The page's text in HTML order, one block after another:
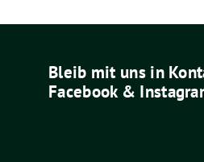
Bleib mit uns in
Facebook &